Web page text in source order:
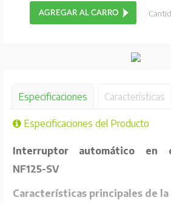
Especificaciones Características
Especificaciones del Producto
Interruptor automático en
NF125-SV
Características principales de la